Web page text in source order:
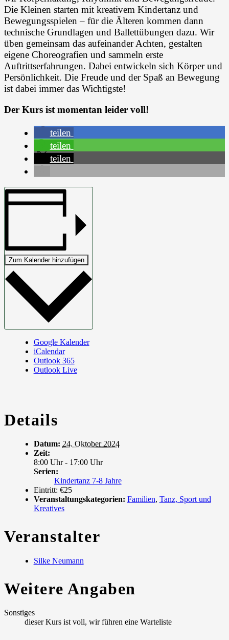
Die Kleinen starten mit kreativem Kindertanz und
Bewegungsspielen – für die Älteren kommen dann
technische Grundlagen und Ballettübungen dazu. Wir
üben gemeinsam das aufeinander Achten, gestalten
eigene Choreografien und sammeln erste
Auftrittserfahrungen. Dabei entwickeln sich Körper und
Persönlichkeit. Die Freude und der Spaß an Bewegung
ist dabei immer das Wichtigste!
Der Kurs ist momentan leider voll!
teilen
teilen
teilen
Zum Kalender hinzufügen
Google Kalender
iCalendar
Outlook 365
Outlook Live
Details
Datum: 24. Oktober 2024
Zeit:
8:00 Uhr - 17:00 Uhr
Serien:
Kindertanz 7-8 Jahre
Eintritt: €25
Veranstaltungskategorien: Familien, Tanz, Sport und
Kreatives
Veranstalter
Silke Neumann
Weitere Angaben
Sonstiges
dieser Kurs ist voll, wir führen eine Warteliste